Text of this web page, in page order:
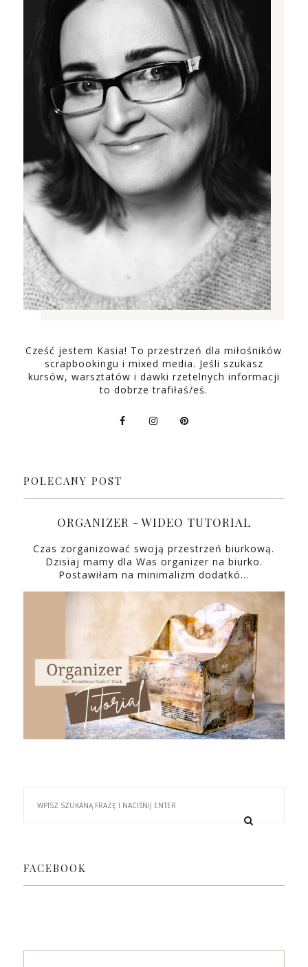
Cześć jestem Kasia! To przestrzeń dla miłośników
scrapbookingu i mixed media. Jeśli szukasz
kursów, warsztatów i dawki rzetelnych informacji
to dobrze trafiłaś/eś.
POLECANY POST
ORGANIZER - WIDEO TUTORIAL
Czas zorganizować swoją przestrzeń biurkową.
Dzisiaj mamy dla Was organizer na biurko.
Postawiłam na minimalizm dodatkó…
FACEBOOK